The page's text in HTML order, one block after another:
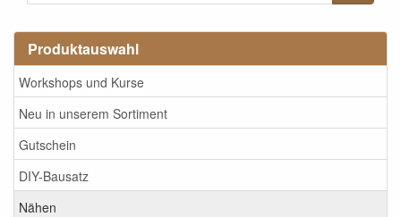
Produktauswahl
Workshops und Kurse
Neu in unserem Sortiment
Gutschein
DIY-Bausatz
Nähen